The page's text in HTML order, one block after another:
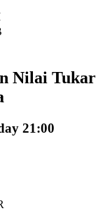
pedagang top
dan
Nilai
21:00